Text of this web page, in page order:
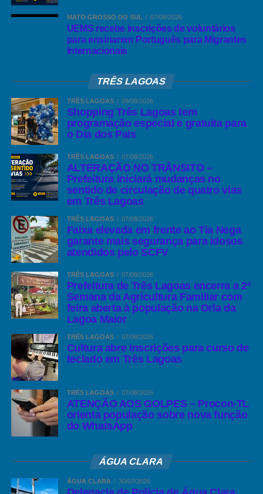
— Praça Municipal
— Campo de futebol com alambrado e gramado
caminhões, para ficarem fixos no Distrito.
— Implantação Agência da CESP, para atender as reclamações e
pagamentos de contas de luz, com um técnico e uma auxiliar
administrativa, no Arapuá.
— Pagamento de combustível de Kombi escolar, para a vinda de
professores todos os dias ao Distrito
— Lutou junto à Comunidade para a implantação do Centro
Comunitário, com piscina, e Padaria comunitária, em Arapuá.
— Solicitação aoDeputado Akira, que as firmas:- Techint,
Mendes Júnior, tantas outras viessem instalar-se no Distrito,
gerando e continuando a gerar inúmeros empregos aos
moradores de Arapuá.
— Realização de Campeonatos de Futebol e diversas
modalidades esportivas, e apoio a atletas do Distrito.
— Na área social: Doações de óculos, remédios, ajuda a
transportes de doentes para outras localidades.
— Asfaltamento das ruas: Afonso Trannin, Eduardo Galvão e
Adonias Alves dos Santos.
— Várias homenagens a cidadãos do Distrito, entre a que se
destaca o saudoso Sr.
— Ampliação dos ônibus escolares para transporte de alunos da
zona rural;
MATO GROSSO DO SUL 07/08/2026
UEMS recebe inscrições de voluntários
para ensinarem Português para Migrantes
Internacionais
TRÊS LAGOAS
TRÊS LAGOAS 09/08/2026
Shopping Três Lagoas tem
programação especial e gratuita para
o Dia dos Pais
TRÊS LAGOAS 07/08/2026
ALTERAÇÃO NO TRÂNSITO –
Prefeitura iniciará mudanças no
sentido de circulação de quatro vias
em Três Lagoas
TRÊS LAGOAS 07/08/2026
Faixa elevada em frente ao Tia Nega
garante mais segurança para idosos
atendidos pelo SCFV
TRÊS LAGOAS 07/08/2026
Prefeitura de Três Lagoas encerra a 2ª
Semana da Agricultura Familiar com
feira aberta à população na Orla da
Lagoa Maior
TRÊS LAGOAS 07/08/2026
Cultura abre inscrições para curso de
teclado em Três Lagoas
TRÊS LAGOAS 07/08/2026
ATENÇÃO AOS GOLPES – Procon-TL
orienta população sobre nova função
do WhatsApp
ÁGUA CLARA
ÁGUA CLARA 30/07/2026